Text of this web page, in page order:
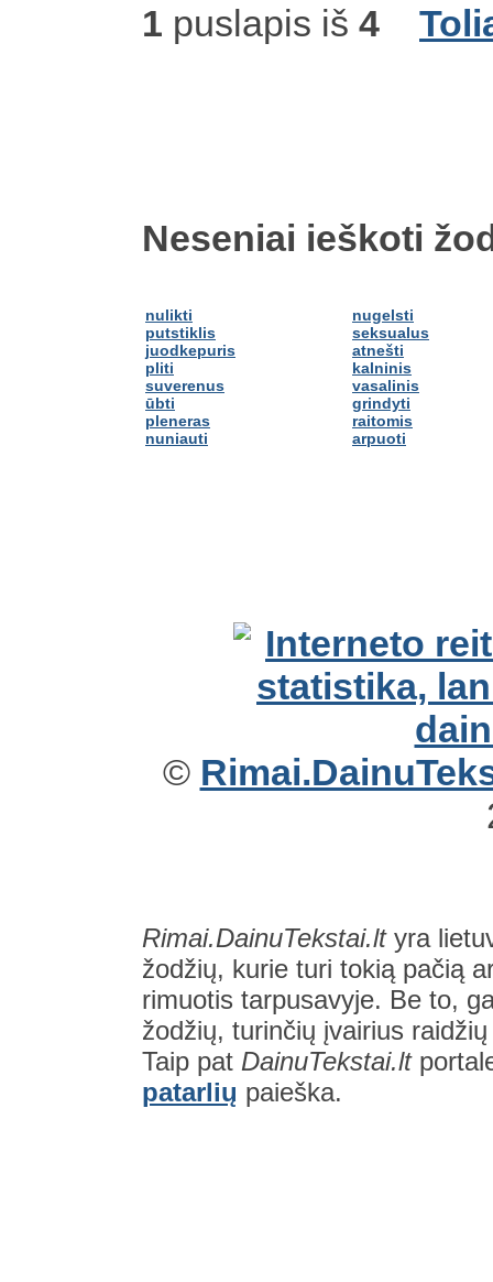
1 puslapis iš 4
Neseniai ieškoti
nulikti
putstiklis
juodkepuris
pliti
suverenus
ūbti
pleneras
nuniauti
nugelsti
seksualus
atnešti
kalninis
vasalinis
grindyti
raitomis
arpuoti
©
Rimai.DainuTekstai.ltyra
žodžių, kurie turi tokią pačią
rimuotis tarpusavyje. Be to,
žodžių, turinčių įvairius
Taip pat DainuTekstai.lt
patarlių paieška.